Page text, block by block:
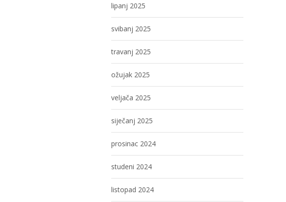
lipanj 2025
svibanj 2025
travanj 2025
ožujak 2025
veljača 2025
siječanj 2025
prosinac 2024
studeni 2024
listopad 2024